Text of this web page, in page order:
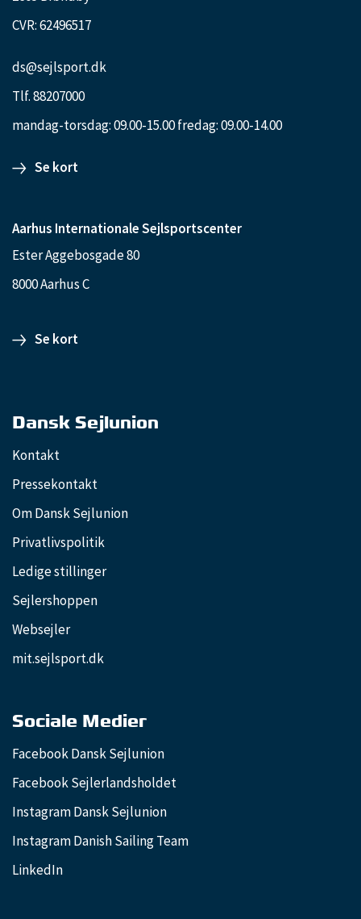
CVR: 62496517
ds@sejlsport.dk
Tlf. 88207000
mandag-torsdag: 09.00-15.00 fredag: 09.00-14.00
Se kort
Aarhus Internationale Sejlsportscenter
Ester Aggebosgade 80
8000 Aarhus C
Se kort
Dansk Sejlunion
Kontakt
Pressekontakt
Om Dansk Sejlunion
Privatlivspolitik
Ledige stillinger
Sejlershoppen
Websejler
mit.sejlsport.dk
Sociale Medier
Facebook Dansk Sejlunion
Facebook Sejlerlandsholdet
Instagram Dansk Sejlunion
Instagram Danish Sailing Team
LinkedIn